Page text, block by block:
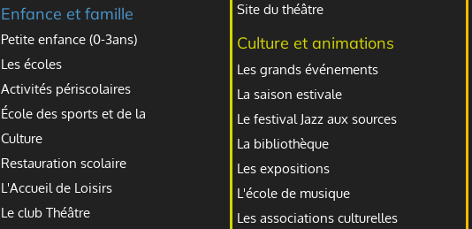
Enfance et famille
Petite enfance (0-3ans)
Les écoles
Activités périscolaires
École des sports et de la
Culture
Restauration scolaire
L'Accueil de Loisirs
Le club Théâtre
Site du théâtre
Culture et animations
Les grands événements
La saison estivale
Le festival Jazz aux sources
La bibliothèque
Les expositions
L'école de musique
Les associations culturelles